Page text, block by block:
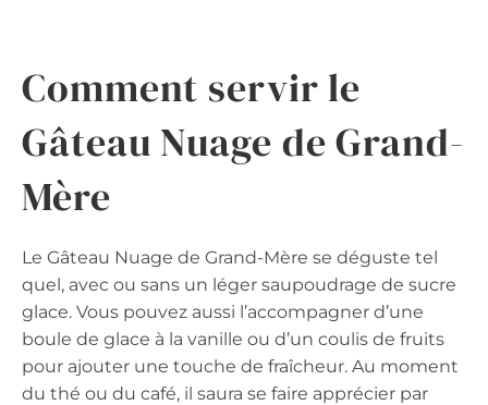
Comment servir le
Gâteau Nuage de Grand-
Mère
Le Gâteau Nuage de Grand-Mère se déguste tel
quel, avec ou sans un léger saupoudrage de sucre
glace. Vous pouvez aussi l’accompagner d’une
boule de glace à la vanille ou d’un coulis de fruits
pour ajouter une touche de fraîcheur. Au moment
du thé ou du café, il saura se faire apprécier par